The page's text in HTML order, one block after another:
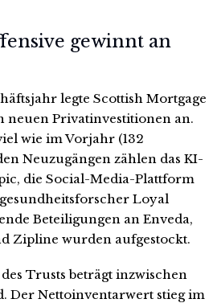
gewinnt an
legte Scottish Mortgage
neuen Privatinvestitionen an.
wie im Vorjahr (132
Neuzugängen zählen das KI-
die Social-Media-Plattform
Loyal
Beteiligungen an Enveda,
Zipline wurden aufgestockt.
Trusts beträgt inzwischen
Der Nettoinventarwert stieg im